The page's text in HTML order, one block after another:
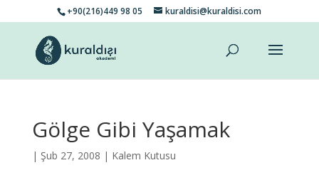
+90(216)449 98 05 kuraldisi@kuraldisi.com
Gölge Gibi Yaşamak
| Şub 27, 2008 | Kalem Kutusu